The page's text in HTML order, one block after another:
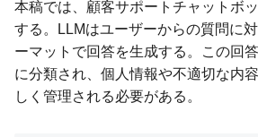
本稿では、顧客サポートチャットボ
する。LLMはユーザーからの質問に
ーマットで回答を生成する。この回
に分類され、個人情報や不適切な内
しく管理される必要がある。